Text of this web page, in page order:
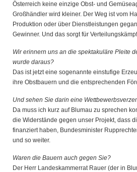
Österreich keine einzige Obst- und
Großhändler wird kleiner. Der Weg ist vom
Produktion oder über Dienstleistungen
Gewinner. Und das sorgt für
Wir erinnern uns an die spektakuläre Pleite
wurde daraus?
Das ist jetzt eine sogenannte einstufige
ihre Obstbauern und die entsprechenden
Und sehen Sie darin eine
Da muss ich kurz auf Blumau zu sprechen
die Widerstände gegen unser Projekt, dass
finanziert haben, Bundesminister
und so weiter.
Waren die Bauern auch gegen Sie?
Der Herr Landeskammerrat Rauer (der in